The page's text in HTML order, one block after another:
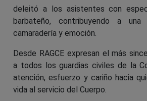
deleitó a los asistentes con
barbateño, contribuyendo a
camaradería y emoción.
Desde RAGCE expresan el más
a todos los guardias civiles de la
atención, esfuerzo y cariño hacia
vida al servicio del Cuerpo.